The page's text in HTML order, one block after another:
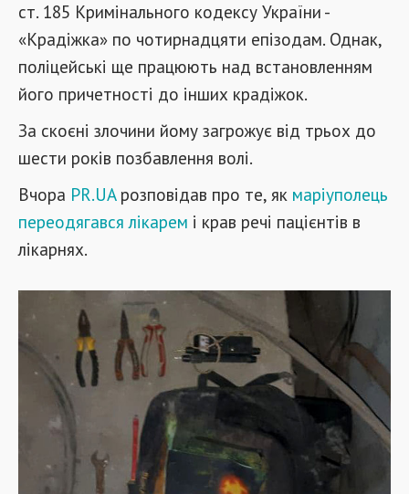
ст. 185 Кримінального кодексу України -
«Крадіжка» по чотирнадцяти епізодам. Однак,
поліцейські ще працюють над встановленням
його причетності до інших крадіжок.
За скоєні злочини йому загрожує від трьох до
шести років позбавлення волі.
Вчора PR.UAрозповідав про те, як маріуполець
переодягався лікарем і крав речі пацієнтів в
лікарнях.